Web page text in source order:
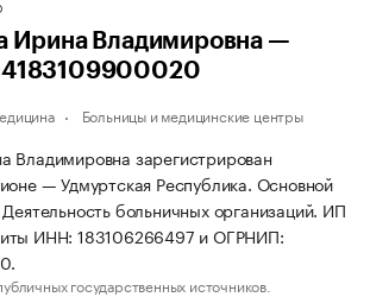
Ирина Владимировна —
Больницы и медицинские центры
Владимировна зарегистрирован
— Удмуртская Республика. Основной
больничных организаций. ИП
ИНН: 183106266497 и ОГРНИП:
государственных источников.